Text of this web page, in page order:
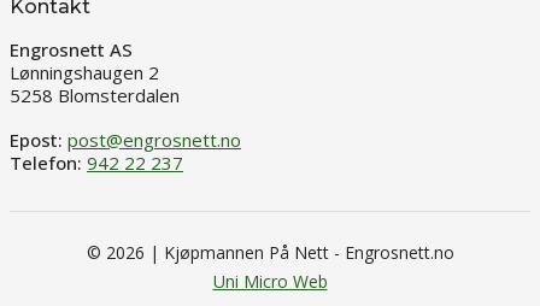
Kontakt
Engrosnett AS
Lønningshaugen 2
5258 Blomsterdalen
Epost: post@engrosnett.no
Telefon: 942 22 237
© 2026 | Kjøpmannen På Nett - Engrosnett.no
Uni Micro Web